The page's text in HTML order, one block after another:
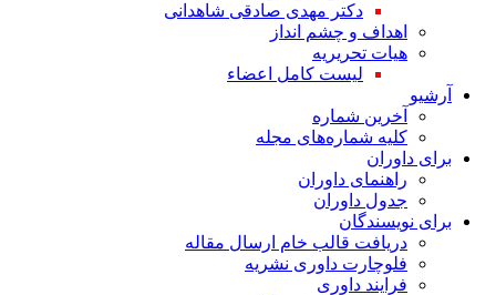
دکتر مهدی صادقی شاهدانی
اهداف و چشم انداز
هیات تحریریه
لیست کامل اعضاء
آرشیو
آخرین شماره
کلیه شماره‌های مجله
برای داوران
راهنمای داوران
جدول داوران
برای نویسندگان
دریافت قالب خام ارسال مقاله
فلوچارت داوری نشریه
فرایند داوری